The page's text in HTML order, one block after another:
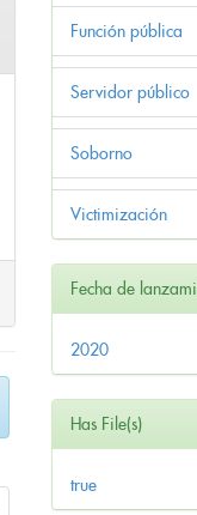
Función pública
Servidor público
Soborno
Victimización
Fecha de
2020
Has File(s)
true